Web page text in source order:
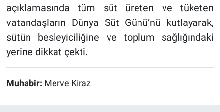
açıklamasında tüm süt üreten ve tüketen
vatandaşların Dünya Süt Günü’nü kutlayarak,
sütün besleyiciliğine ve toplum sağlığındaki
yerine dikkat çekti.
Muhabir: Merve Kiraz